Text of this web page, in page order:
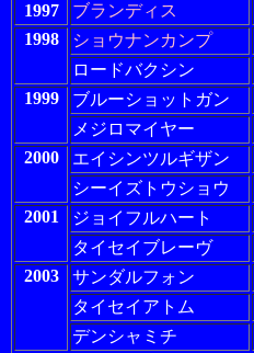
1997
ブランディス
1998
ショウナンカンプ
ロードバクシン
1999
ブルーショットガン
メジロマイヤー
2000
エイシンツルギザン
シーイズトウショウ
2001
ジョイフルハート
タイセイブレーヴ
2003
サンダルフォン
タイセイアトム
デンシャミチ